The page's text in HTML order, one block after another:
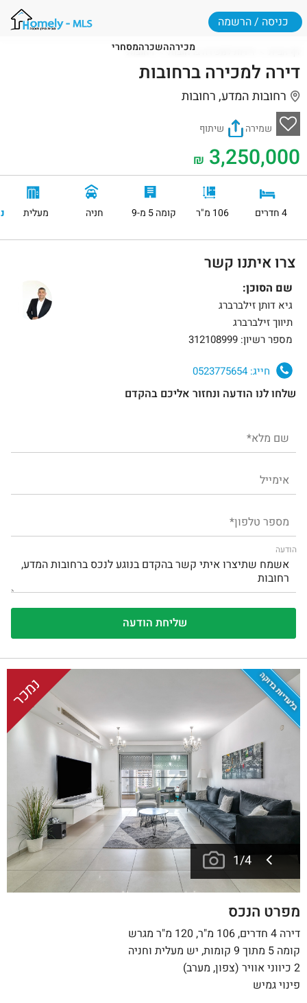
מכירההשכרהמסחרי
כניסה / הרשמה
דירות למכירה ברחובות רחובות
דירה למכירה ברחובות
רחובות המדע, רחובות
שמירה שיתוף
3,250,000
₪
4 חדרים 106 מ"ר קומה 5 מ-9 חניה מעלית
צרו איתנו קשר
שם הסוכן:
גיא דותן זילברברג
תיווך זילברברג
מספר רשיון: 312108999
חייג:
שלחו לנו הודעה ונחזור אליכם בהקדם
הודעה
בלעדיות בדוקה נמכר
1/4
מפרט הנכס
דירה 4 חדרים, 106 מ"ר, 120 מ"ר מגרש
קומה 5 מתוך 9 קומות, יש מעלית וחניה
2 כיווני אוויר (צפון, מערב)
פינוי גמיש